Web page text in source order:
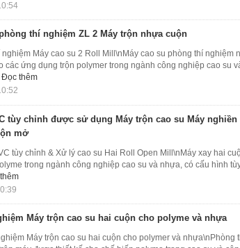
thí nghiệm ZL 2 Máy trộn nhựa cuộn
Máy cao su 2 Roll Mill\nMáy cao su phòng thí nghiệm
các ứng dụng trộn polymer trong ngành công nghiệp cao su
Đọc thêm
tùy chỉnh được sử dụng Máy trộn cao su Máy nghiền
mở
tùy chỉnh & Xử lý cao su Hai Roll Open Mill\nMáy xay hai
trong ngành công nghiệp cao su và nhựa, có cấu hình
Máy trộn cao su hai cuộn cho polyme và nhựa
Máy trộn cao su hai cuộn cho polymer và nhựa\nPhòng